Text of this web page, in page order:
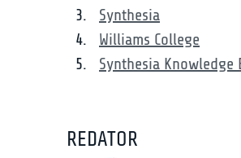
Synthesia
Williams College
Synthesia Knowledge
REDATOR